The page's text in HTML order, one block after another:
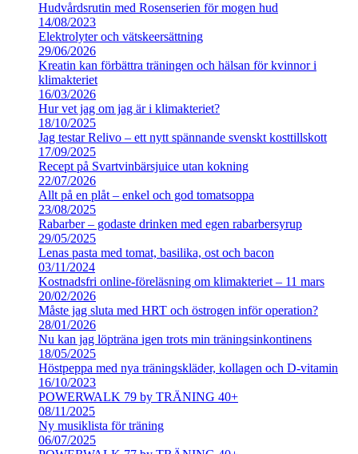
Hudvårdsrutin med Rosenserien för mogen hud
14/08/2023
Elektrolyter och vätskeersättning
29/06/2026
Kreatin kan förbättra träningen och hälsan för kvinnor i
klimakteriet
16/03/2026
Hur vet jag om jag är i klimakteriet?
18/10/2025
Jag testar Relivo – ett nytt spännande svenskt kosttillskott
17/09/2025
Recept på Svartvinbärsjuice utan kokning
22/07/2026
Allt på en plåt – enkel och god tomatsoppa
23/08/2025
Rabarber – godaste drinken med egen rabarbersyrup
29/05/2025
Lenas pasta med tomat, basilika, ost och bacon
03/11/2024
Kostnadsfri online-föreläsning om klimakteriet – 11 mars
20/02/2026
Måste jag sluta med HRT och östrogen inför operation?
28/01/2026
Nu kan jag löpträna igen trots min träningsinkontinens
18/05/2025
Höstpeppa med nya träningskläder, kollagen och D-vitamin
16/10/2023
POWERWALK 79 by TRÄNING 40+
08/11/2025
Ny musiklista för träning
06/07/2025